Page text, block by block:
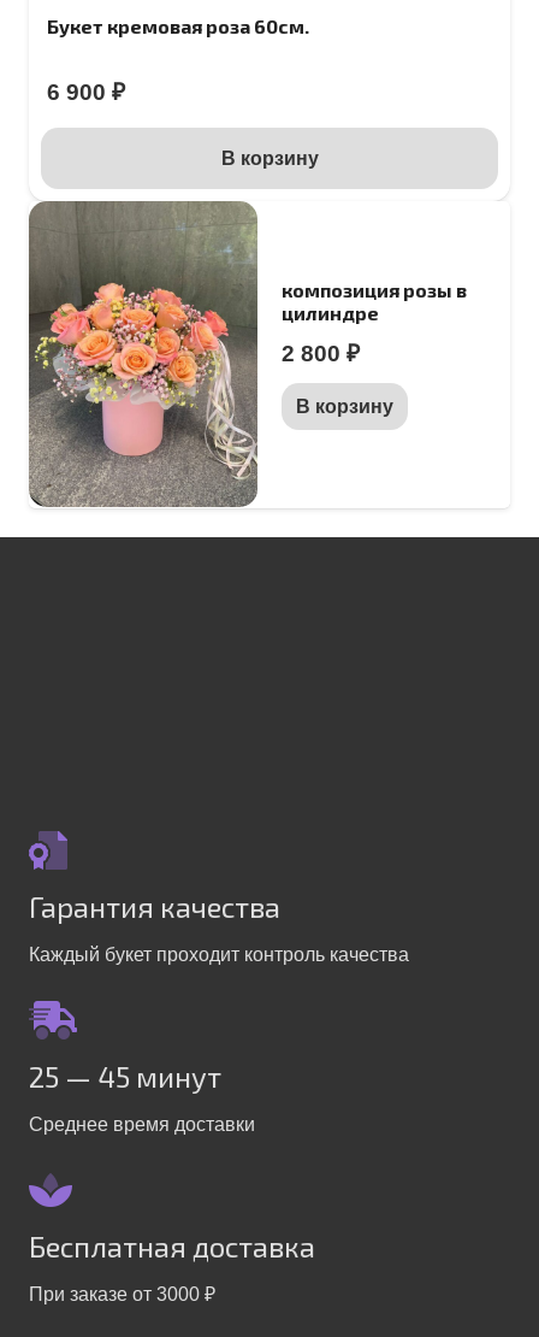
Букет кремовая роза 60см.
6 900 ₽
В корзину
композиция розы в
цилиндре
2 800 ₽
В корзину
Гарантия качества
Каждый букет проходит контроль качества
25 — 45 минут
Среднее время доставки
Бесплатная доставка
При заказе от 3000 ₽